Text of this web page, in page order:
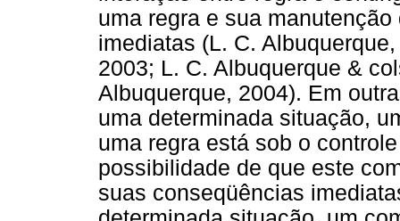
uma regra e sua
imediatas (L. C.
2003; L. C. Albuquerque &
Albuquerque, 2004). Em
uma determinada situação,
uma regra está sob o
possibilidade de que este
suas conseqüências